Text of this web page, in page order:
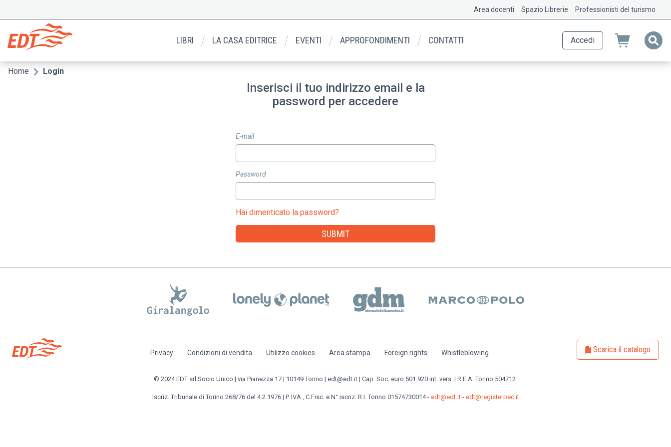
contenuto
principale
Menu
secondario
Area docenti Spazio Librerie Professionisti del turismo
LIBRI LA CASA EDITRICE EVENTI APPROFONDIMENTI CONTATTI Accedi
Briciole
Home Login
Inserisci il tuo indirizzo email e la
password per accedere
E-mail
Password
Hai dimenticato la password?
Privacy Condizioni di vendita Utilizzo cookies Area stampa Foreign rights Whistleblowing Scarica il catalogo
© 2024 EDT srl Socio Unico | via Pianezza 17 | 10149 Torino | edt@edt.it | Cap. Soc. euro 501.920 int. vers. | R.E.A. Torino 504712
Iscriz. Tribunale di Torino 268/76 del 4.2.1976 | P. IVA , C.Fisc. e N° iscriz. R.I. Torino 01574730014 - edt@edt.it- edt@registerpec.it